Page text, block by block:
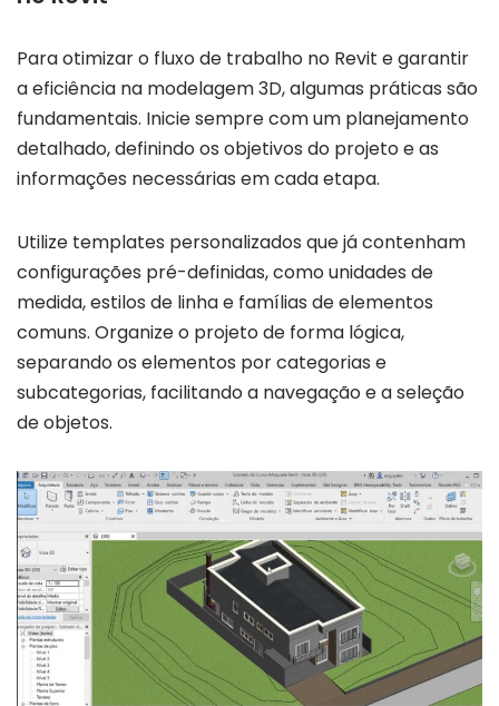
Para otimizar o fluxo de trabalho no Revit e garantir
a eficiência na modelagem 3D, algumas práticas são
fundamentais. Inicie sempre com um planejamento
detalhado, definindo os objetivos do projeto e as
informações necessárias em cada etapa.
Utilize templates personalizados que já contenham
configurações pré-definidas, como unidades de
medida, estilos de linha e famílias de elementos
comuns. Organize o projeto de forma lógica,
separando os elementos por categorias e
subcategorias, facilitando a navegação e a seleção
de objetos.